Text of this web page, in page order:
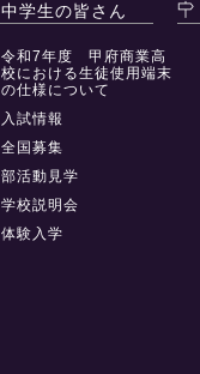
中学生の皆さん
令和7年度 甲府商業高
校における生徒使用端末
の仕様について
入試情報
全国募集
部活動見学
学校説明会
体験入学